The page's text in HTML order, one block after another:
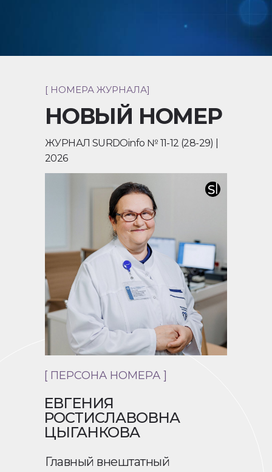
Главный внештатный
ЕВГЕНИЯ
РОСТИСЛАВОВНА
ЦЫГАНКОВА
[ ПЕРСОНА НОМЕРА ]
ЖУРНАЛ SURDOinfo № 11-12 (28-29) |
2026
НОВЫЙ НОМЕР
[ НОМЕРА ЖУРНАЛА]